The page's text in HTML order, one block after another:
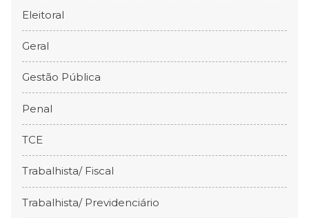
Eleitoral
Geral
Gestão Pública
Penal
TCE
Trabalhista/ Fiscal
Trabalhista/ Previdenciário